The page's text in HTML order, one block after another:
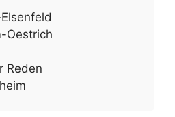
Oestrich
Reden